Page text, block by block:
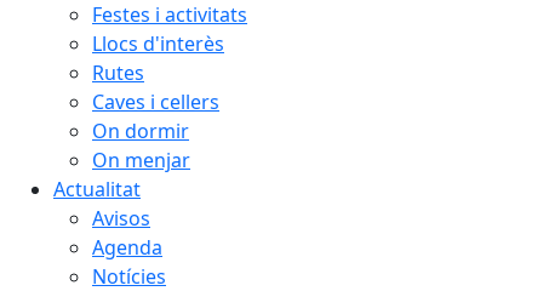
Festes i activitats
Llocs d'interès
Rutes
Caves i cellers
On dormir
On menjar
Actualitat
Avisos
Agenda
Notícies